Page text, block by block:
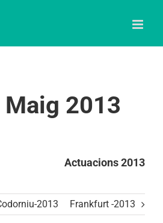
2013
Actuacions 2013
2013 Frankfurt -2013